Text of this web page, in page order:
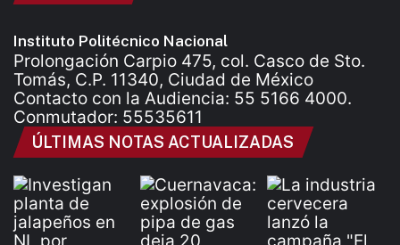
Instituto Politécnico Nacional
Prolongación Carpio 475, col. Casco de Sto.
Tomás, C.P. 11340, Ciudad de México
Contacto con la Audiencia: 55 5166 4000.
Conmutador: 55535611
ÚLTIMAS NOTAS ACTUALIZADAS